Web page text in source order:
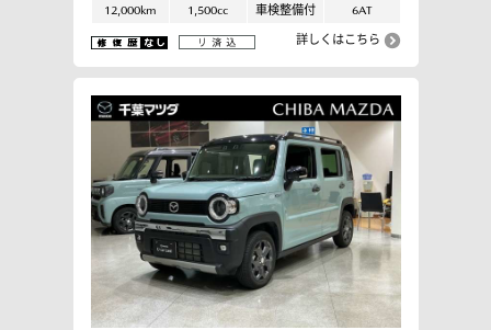
12,000km 1,500cc 車検整備付 6AT
詳しくはこちら